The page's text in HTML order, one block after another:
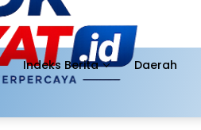
Indeks Berita Daerah